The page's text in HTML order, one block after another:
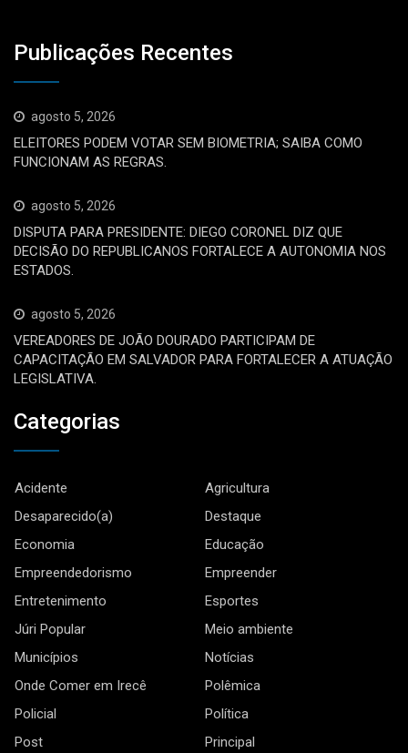
Publicações Recentes
agosto 5, 2026
ELEITORES PODEM VOTAR SEM BIOMETRIA; SAIBA COMO
FUNCIONAM AS REGRAS.
agosto 5, 2026
DISPUTA PARA PRESIDENTE: DIEGO CORONEL DIZ QUE
DECISÃO DO REPUBLICANOS FORTALECE A AUTONOMIA NOS
ESTADOS.
agosto 5, 2026
VEREADORES DE JOÃO DOURADO PARTICIPAM DE
CAPACITAÇÃO EM SALVADOR PARA FORTALECER A ATUAÇÃO
LEGISLATIVA.
Categorias
Acidente
Agricultura
Desaparecido(a)
Destaque
Economia
Educação
Empreendedorismo
Empreender
Entretenimento
Esportes
Júri Popular
Meio ambiente
Municípios
Notícias
Onde Comer em Irecê
Polêmica
Policial
Política
Post
Principal